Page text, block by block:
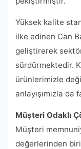
Yüksek kalite
ilke edinen Can
geliştirerek
sürdürmektedir.
ürünlerimizle
anlayışımızla
Müşteri Odaklı
Müşteri
değerlerinden